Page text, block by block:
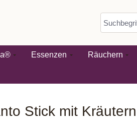
Essenzen Räuchern
Stick mit Kräutern